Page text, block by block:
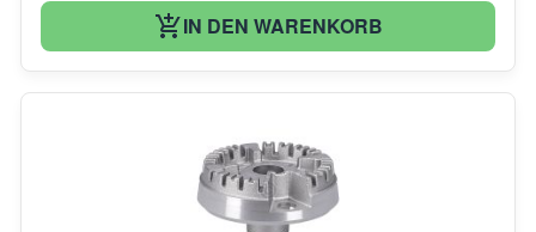
IN DEN WARENKORB